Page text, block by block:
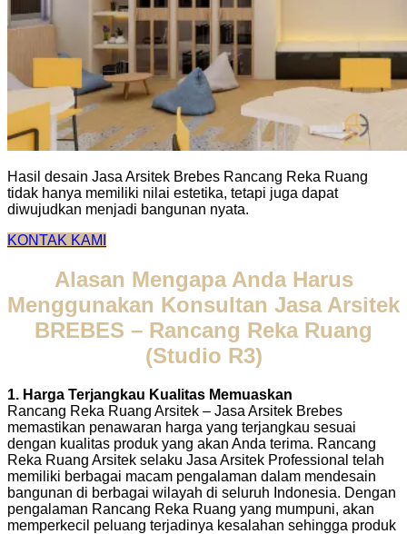
Hasil desain Jasa Arsitek Brebes Rancang Reka Ruang
tidak hanya memiliki nilai estetika, tetapi juga dapat
diwujudkan menjadi bangunan nyata.
KONTAK KAMI
Alasan Mengapa Anda Harus
Menggunakan Konsultan Jasa Arsitek
BREBES – Rancang Reka Ruang
(Studio R3)
1. Harga Terjangkau Kualitas Memuaskan
Rancang Reka Ruang Arsitek – Jasa Arsitek Brebes
memastikan penawaran harga yang terjangkau sesuai
dengan kualitas produk yang akan Anda terima. Rancang
Reka Ruang Arsitek selaku Jasa Arsitek Professional telah
memiliki berbagai macam pengalaman dalam mendesain
bangunan di berbagai wilayah di seluruh Indonesia. Dengan
pengalaman Rancang Reka Ruang yang mumpuni, akan
memperkecil peluang terjadinya kesalahan sehingga produk